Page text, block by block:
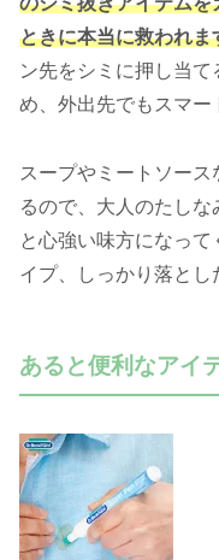
ときに本当に救われま
ン先をシミに押し当
め、外出先でもスマー
スープやミートソース
るので、大人のたしな
と心強い味方になっ
イプ、しっかり落とし
あると便利なアイ